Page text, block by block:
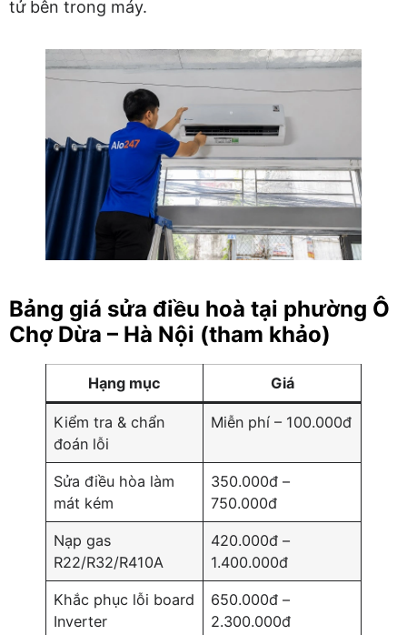
tử bên trong máy.
Bảng giá sửa điều hoà tại phường Ô
Chợ Dừa – Hà Nội (tham khảo)
Hạng mục Giá
Kiểm tra & chẩn
đoán lỗi
Miễn phí – 100.000đ
Sửa điều hòa làm
mát kém
350.000đ –
750.000đ
Nạp gas
R22/R32/R410A
420.000đ –
1.400.000đ
Khắc phục lỗi board
Inverter
650.000đ –
2.300.000đ